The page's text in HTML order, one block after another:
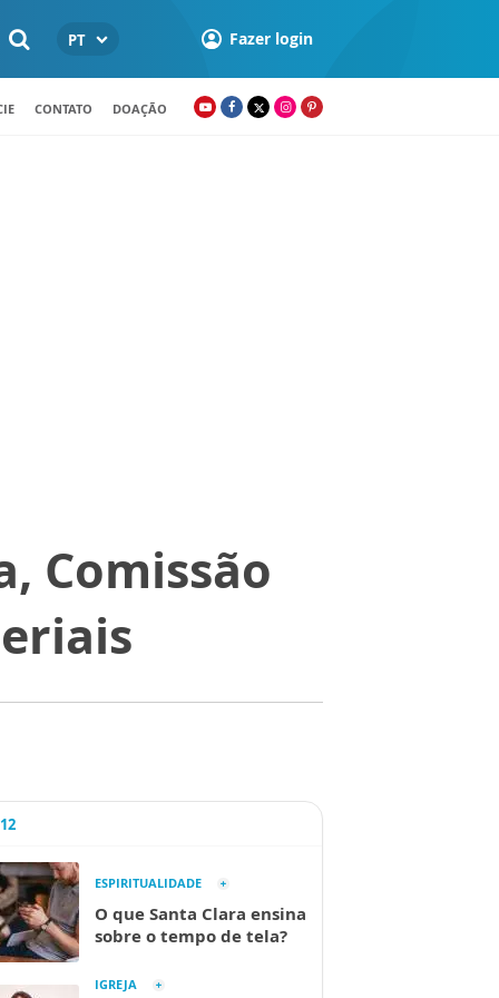
PT Fazer login
CONTATO DOAÇÃO
Comissão
ESPIRITUALIDADE
O que Santa Clara ensina
sobre o tempo de tela?
IGREJA